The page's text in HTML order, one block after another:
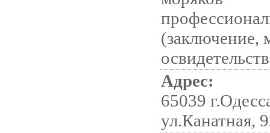
(заключение,
Адрес:
65039
ул.Канатная,